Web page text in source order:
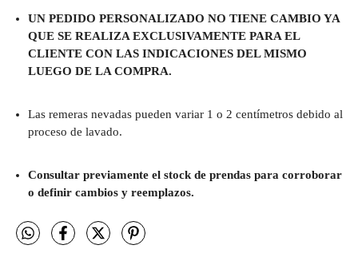
UN PEDIDO PERSONALIZADO NO TIENE CAMBIO YA
QUE SE REALIZA EXCLUSIVAMENTE PARA EL
CLIENTE CON LAS INDICACIONES DEL MISMO
LUEGO DE LA COMPRA.
Las remeras nevadas pueden variar 1 o 2 centímetros debido al
proceso de lavado.
Consultar previamente el stock de prendas para corroborar
o definir cambios y reemplazos.